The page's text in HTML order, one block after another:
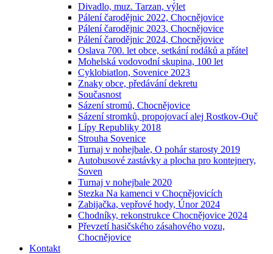
Divadlo, muz. Tarzan, výlet
Pálení čarodějnic 2022, Chocnějovice
Pálení čarodějnic 2023, Chocnějovice
Pálení čarodějnic 2024, Chocnějovice
Oslava 700. let obce, setkání rodáků a přátel
Mohelská vodovodní skupina, 100 let
Cyklobiatlon, Sovenice 2023
Znaky obce, předávání dekretu
Současnost
Sázení stromů, Chocnějovice
Sázení stromků, propojovací alej Rostkov-Ouč
Lípy Republiky 2018
Strouha Sovenice
Turnaj v nohejbale, O pohár starosty 2019
Autobusové zastávky a plocha pro kontejnery,
Soven
Turnaj v nohejbale 2020
Stezka Na kamenci v Chocnějovicích
Zabijačka, vepřové hody, Únor 2024
Chodníky, rekonstrukce Chocnějovice 2024
Převzetí hasičského zásahového vozu,
Chocnějovice
Kontakt